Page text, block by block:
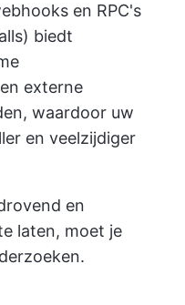
en RPC's
biedt
externe
waardoor uw
en veelzijdiger
en
laten, moet je